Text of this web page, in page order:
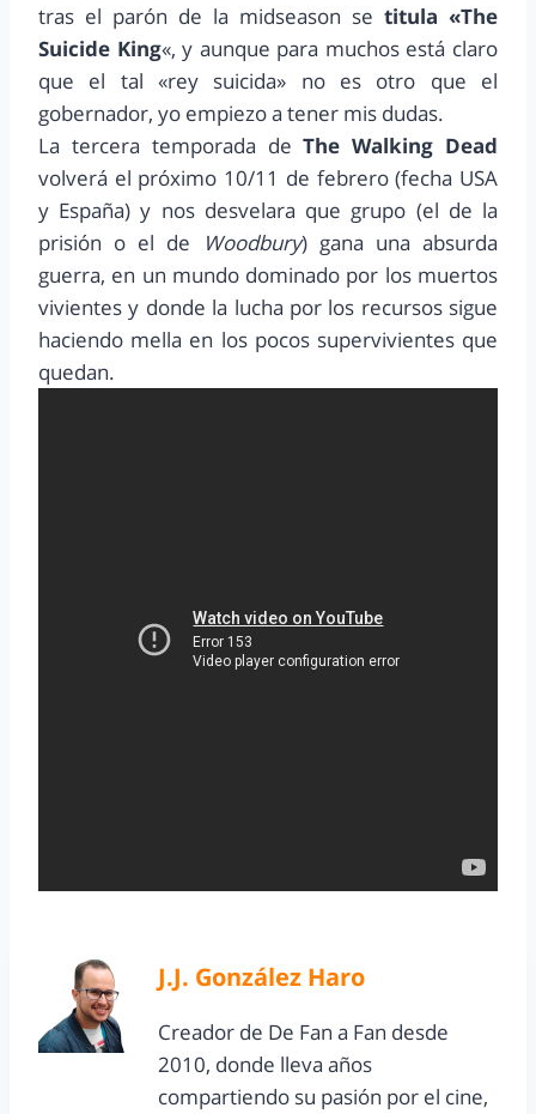
tras el parón de la midseason se titula «The
Suicide King«, y aunque para muchos está claro
que el tal «rey suicida» no es otro que el
gobernador, yo empiezo a tener mis dudas.
La tercera temporada de The Walking Dead
volverá el próximo 10/11 de febrero (fecha USA
y España) y nos desvelara que grupo (el de la
prisión o el de
Woodbury) gana una absurda
guerra, en un mundo dominado por los muertos
vivientes y donde la lucha por los recursos sigue
haciendo mella en los pocos supervivientes que
quedan.
J.J. González Haro
Creador de De Fan a Fan desde
2010, donde lleva años
compartiendo su pasión por el cine,